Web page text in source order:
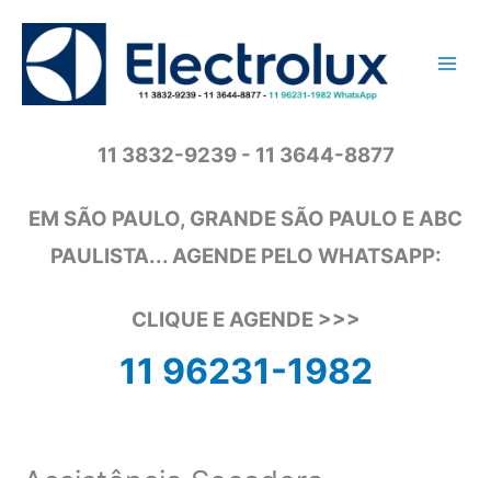
conteúdo
11 3832-9239 - 11 3644-8877
EM SÃO PAULO, GRANDE SÃO PAULO E ABC
PAULISTA... AGENDE PELO WHATSAPP:
CLIQUE E AGENDE >>>
11 96231-1982